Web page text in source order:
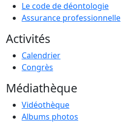
Le code de déontologie
Assurance professionnelle
Activités
Calendrier
Congrès
Médiathèque
Vidéothèque
Albums photos